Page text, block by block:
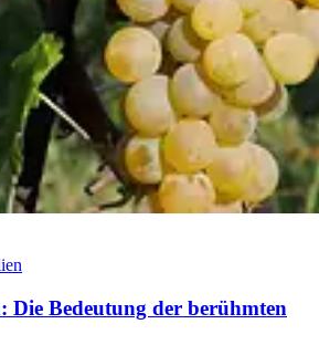
Die Bedeutung der berühmten